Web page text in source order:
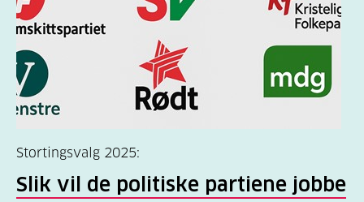
Stortingsvalg 2025:
Slik vil de politiske partiene jobbe